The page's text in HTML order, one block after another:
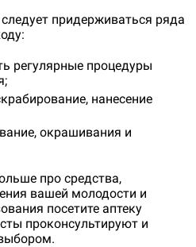
придерживаться ряда
регулярные процедуры
нанесение
окрашивания и
про средства,
вашей молодости и
посетите аптеку
проконсультируют и